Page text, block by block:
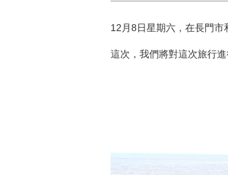
12月8日星期六，在長門市
這次，我們將對這次旅行